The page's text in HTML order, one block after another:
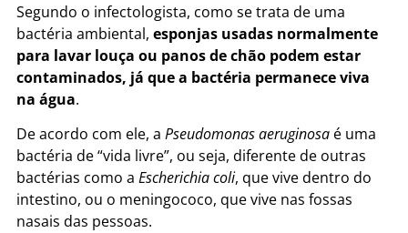
Segundo o infectologista, como se trata de uma
bactéria ambiental, esponjas usadas normalmente
para lavar louça ou panos de chão podem estar
contaminados, já que a bactéria permanece viva
na água.
De acordo com ele, a Pseudomonas aeruginosa é uma
bactéria de “vida livre”, ou seja, diferente de outras
bactérias como a Escherichia coli, que vive dentro do
intestino, ou o meningococo, que vive nas fossas
nasais das pessoas.